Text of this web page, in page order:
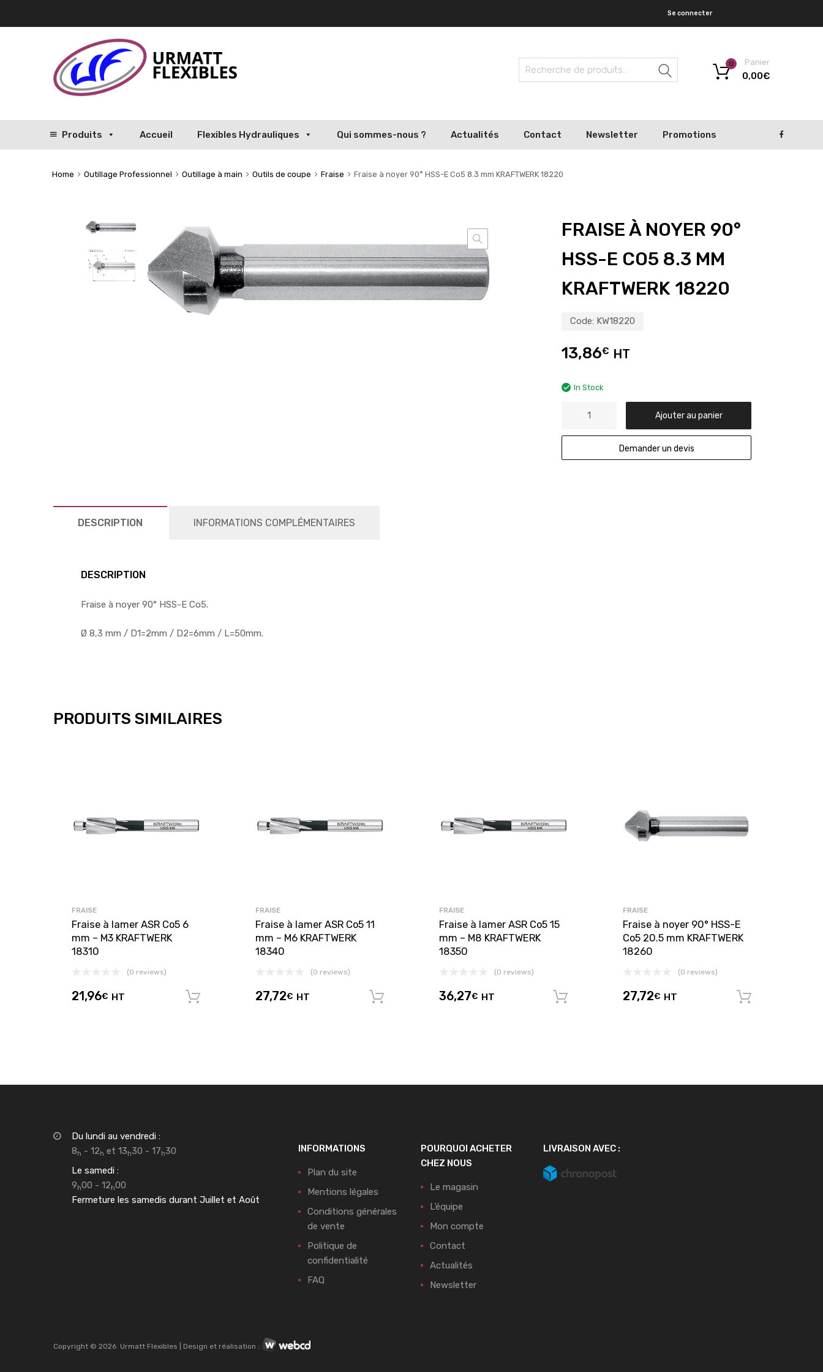
Se connecter
Recherche
Panier
0,00€
0
Produits Accueil Flexibles Hydrauliques Qui sommes-nous ? Actualités Contact Newsletter Promotions
Home Outillage Professionnel Outillage à main Outils de coupe Fraise Fraise à noyer 90° HSS-E Co5 8.3 mm KRAFTWERK 18220
FRAISE À NOYER 90°
HSS-E CO5 8.3 MM
KRAFTWERK 18220
Code: KW18220
13,86€ HT
In Stock
Ajouter au panier
Demander un devis
DESCRIPTION INFORMATIONS COMPLÉMENTAIRES
DESCRIPTION
Fraise à noyer 90° HSS-E Co5.
Ø 8,3 mm / D1=2mm / D2=6mm / L=50mm.
PRODUITS SIMILAIRES
FRAISE
Fraise à lamer ASR Co5 6
mm – M3 KRAFTWERK
18310
(0 reviews)
21,96€ HT Ajouter au panier
FRAISE
Fraise à lamer ASR Co5 11
mm – M6 KRAFTWERK
18340
(0 reviews)
27,72€ HT Ajouter au panier
FRAISE
Fraise à lamer ASR Co5 15
mm – M8 KRAFTWERK
18350
(0 reviews)
36,27€ HT Ajouter au panier
FRAISE
Fraise à noyer 90° HSS-E
Co5 20.5 mm KRAFTWERK
18260
(0 reviews)
27,72€ HT
Du lundi au vendredi :
8h - 12h et 13h30 - 17h30
Le samedi :
9h00 - 12h00
Fermeture les samedis durant Juillet et Août
INFORMATIONS
Plan du site
Mentions légales
Conditions générales
de vente
Politique de
confidentialité
FAQ
POURQUOI ACHETER
CHEZ NOUS
Le magasin
L’équipe
Mon compte
Contact
Actualités
Newsletter
LIVRAISON AVEC :
Copyright © 2026 Urmatt Flexibles | Design et réalisation :